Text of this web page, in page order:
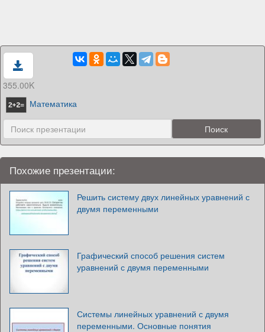
355.00K
Математика
Похожие презентации:
Решить систему двух линейных уравнений с
двумя переменными
Графический способ решения систем
уравнений с двумя переменными
Системы линейных уравнений с двумя
переменными. Основные понятия